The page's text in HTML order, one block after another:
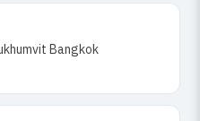
Bangkok